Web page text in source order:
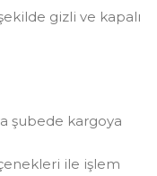
gizli ve kapalı
şubede kargoya
ile işlem